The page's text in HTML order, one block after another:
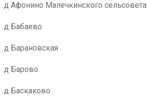
д Афонино Малечкинского сельсовета
д Бабаево
д Барановская
д Барово
д Баскаково